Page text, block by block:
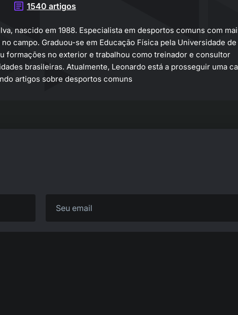
1540 artigos
nascido em 1988. Especialista em desportos comuns com
campo. Graduou-se em Educação Física pela Universidade de
formações no exterior e trabalhou como treinador e consultor
brasileiras. Atualmente, Leonardo está a prosseguir uma
artigos sobre desportos comuns